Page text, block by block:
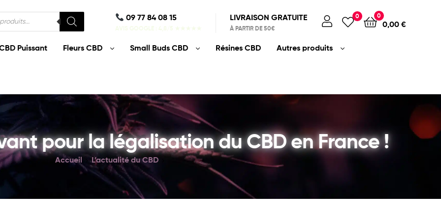
09 77 84 08 15
AVIS GOOGLE : 4,8/5 ★★★★★
LIVRAISON GRATUITE
À PARTIR DE 50€
0 0
0,00 €
Puissant Fleurs CBD Small Buds CBD Résines CBD Autres produits
pour la légalisation du CBD en France !
Accueil L’actualité du CBD